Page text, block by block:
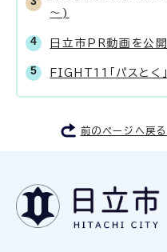
～)
日立市PR動画を公開
FIGHT11「パスとく」
前のページへ戻る